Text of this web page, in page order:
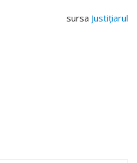
sursa Justițiarul